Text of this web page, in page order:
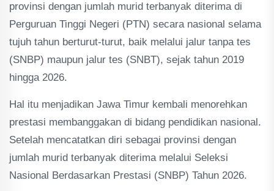
provinsi dengan jumlah murid terbanyak diterima di
Perguruan Tinggi Negeri (PTN) secara nasional selama
tujuh tahun berturut-turut, baik melalui jalur tanpa tes
(SNBP) maupun jalur tes (SNBT), sejak tahun 2019
hingga 2026.
Hal itu menjadikan Jawa Timur kembali menorehkan
prestasi membanggakan di bidang pendidikan nasional.
Setelah mencatatkan diri sebagai provinsi dengan
jumlah murid terbanyak diterima melalui Seleksi
Nasional Berdasarkan Prestasi (SNBP) Tahun 2026.